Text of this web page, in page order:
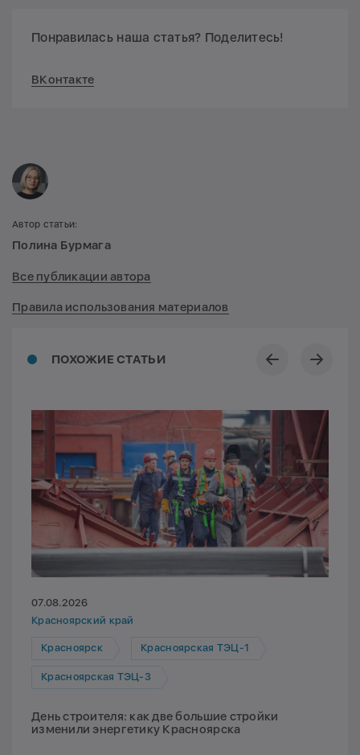
Понравилась наша статья? Поделитесь!
ВКонтакте
ПОХОЖИЕ СТАТЬИ
07.08.2026
Красноярский край
Красноярск Красноярская ТЭЦ-1
Красноярская ТЭЦ-3
День строителя: как две большие стройки
изменили энергетику Красноярска
Автор статьи:
Полина Бурмага
Все публикации автора
Правила использования материалов